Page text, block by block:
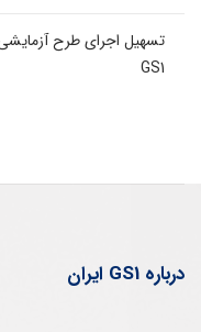
GS1
درباره GS1 ایران